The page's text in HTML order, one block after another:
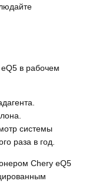
в рабочем
системы
раза в год.
Chery eQ5